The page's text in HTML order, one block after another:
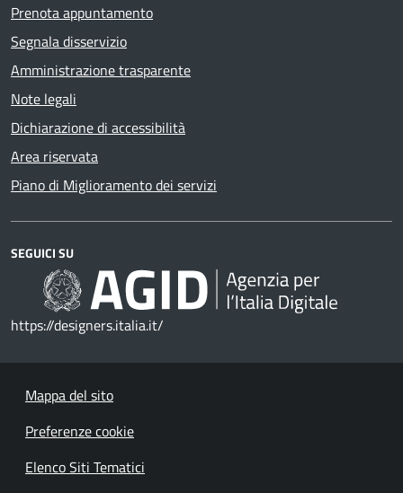
Prenota appuntamento
Segnala disservizio
Amministrazione trasparente
Note legali
Dichiarazione di accessibilità
Area riservata
Piano di Miglioramento dei servizi
SEGUICI SU
https://designers.italia.it/
Mappa del sito
Preferenze cookie
Elenco Siti Tematici